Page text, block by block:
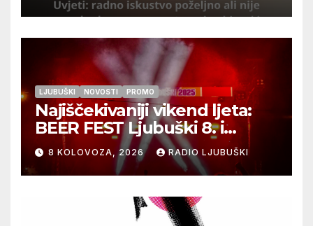
LJUBUŠKI NOVOSTI PROMO
Najiščekivaniji vikend ljeta:
BEER FEST Ljubuški 8. i
9.kolovoza
8 KOLOVOZA, 2026 RADIO LJUBUŠKI